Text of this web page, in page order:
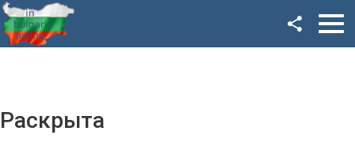
Раскрыта